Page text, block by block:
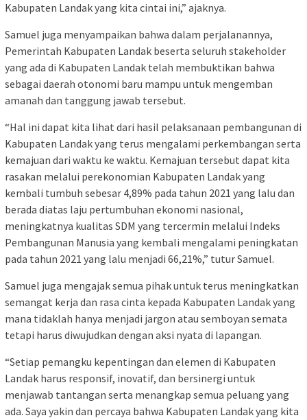
Kabupaten Landak yang kita cintai ini,” ajaknya.
Samuel juga menyampaikan bahwa dalam perjalanannya,
Pemerintah Kabupaten Landak beserta seluruh stakeholder
yang ada di Kabupaten Landak telah membuktikan bahwa
sebagai daerah otonomi baru mampu untuk mengemban
amanah dan tanggung jawab tersebut.
“Hal ini dapat kita lihat dari hasil pelaksanaan pembangunan di
Kabupaten Landak yang terus mengalami perkembangan serta
kemajuan dari waktu ke waktu. Kemajuan tersebut dapat kita
rasakan melalui perekonomian Kabupaten Landak yang
kembali tumbuh sebesar 4,89% pada tahun 2021 yang lalu dan
berada diatas laju pertumbuhan ekonomi nasional,
meningkatnya kualitas SDM yang tercermin melalui Indeks
Pembangunan Manusia yang kembali mengalami peningkatan
pada tahun 2021 yang lalu menjadi 66,21%,” tutur Samuel.
Samuel juga mengajak semua pihak untuk terus meningkatkan
semangat kerja dan rasa cinta kepada Kabupaten Landak yang
mana tidaklah hanya menjadi jargon atau semboyan semata
tetapi harus diwujudkan dengan aksi nyata di lapangan.
“Setiap pemangku kepentingan dan elemen di Kabupaten
Landak harus responsif, inovatif, dan bersinergi untuk
menjawab tantangan serta menangkap semua peluang yang
ada. Saya yakin dan percaya bahwa Kabupaten Landak yang kita